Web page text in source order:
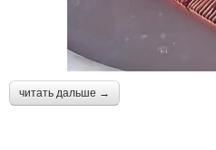
читать дальше →